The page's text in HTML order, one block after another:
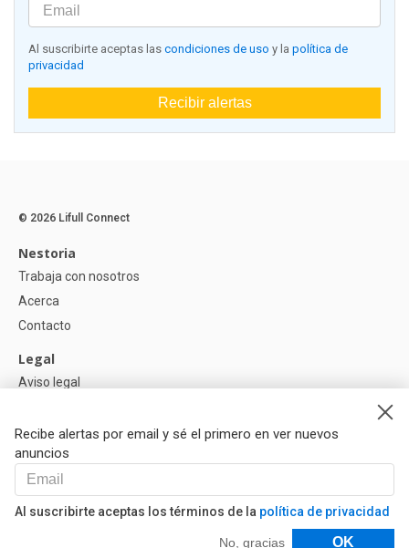
Al suscribirte aceptas las condiciones de uso y la política de
privacidad
Recibir alertas
Recibe alertas por email y sé el primero en ver nuevos
anuncios
Al suscribirte aceptas los términos de la política de privacidad
No, gracias OK
Filtros
© 2026 Lifull Connect
Nestoria
Trabaja con nosotros
Acerca
Contacto
Legal
Aviso legal
Política de Cookies
Ayuda
Preguntas
Nuestros Partners